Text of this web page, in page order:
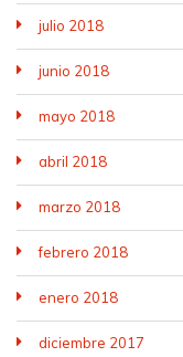
julio 2018
junio 2018
mayo 2018
abril 2018
marzo 2018
febrero 2018
enero 2018
diciembre 2017